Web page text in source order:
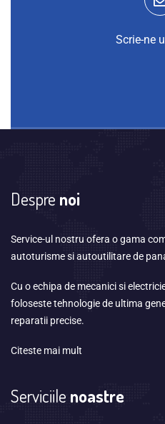
Scrie-ne
Despre noi
Service-ul nostru ofera o gama
autoturisme si autoutilitare de
Cu o echipa de mecanici si
foloseste tehnologie de ultima
reparatii precise.
Citeste mai mult
Serviciile noastre